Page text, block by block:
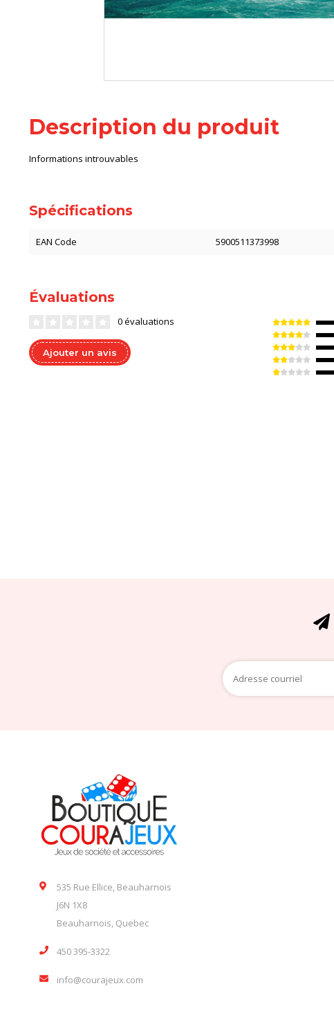
Description du produit
Informations introuvables
Spécifications
EAN Code 5900511373998
Évaluations
0 évaluations
Ajouter un avis
535 Rue Ellice, Beauharnois
J6N 1X8
Beauharnois, Quebec
450 395-3322
info@courajeux.com